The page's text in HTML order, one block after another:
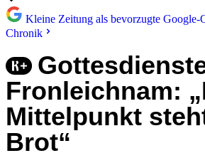
Kleine Zeitung als bevorzugte Google-
Chronik
Fronleichnam:
Mittelpunkt
Brot“